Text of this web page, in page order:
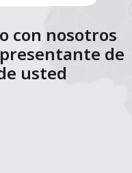
con nosotros
de
usted